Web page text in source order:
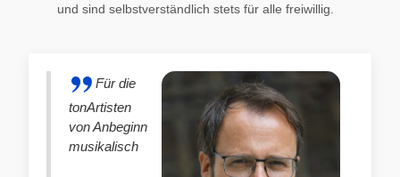
und sind selbstverständlich stets für alle freiwillig.
Für die
tonArtisten
von Anbeginn
musikalisch